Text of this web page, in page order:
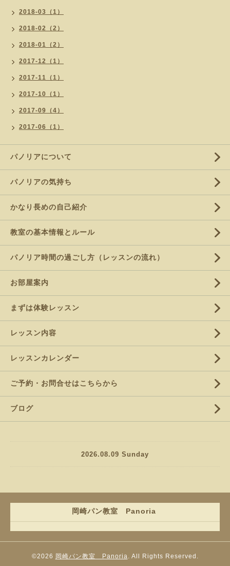
2018-03（1）
2018-02（2）
2018-01（2）
2017-12（1）
2017-11（1）
2017-10（1）
2017-09（4）
2017-06（1）
パノリアについて
パノリアの気持ち
かなり長めの自己紹介
教室の基本情報とルール
パノリア時間の過ごし方（レッスンの流れ）
お部屋案内
まずは体験レッスン
レッスン内容
レッスンカレンダー
ご予約・お問合せはこちらから
ブログ
2026.08.09 Sunday
岡崎パン教室 Panoria
©2026 岡崎パン教室 Panoria. All Rights Reserved.